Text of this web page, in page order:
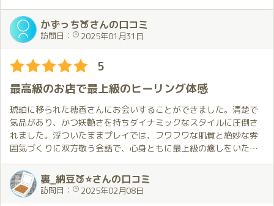
広くて豪華なお部屋で穂香さんと過ごす時間は何事にも代えがた
い幸せな時間でした。
これからも穂香さんにお会いできる日を楽しみにしています。
ただいており、穂香さんをイメージしていました。実際にお会い
して話しをするとまさに、イメージ通りで、美しさ然り、スタイ
ルの良さ、当方の大好きなオッ〇イも形の良さとても素晴らしか
ったです。プレイの方も軽いトークから、オッ〇イを堪能させて
もらい、そして、急な要望でしたが、コスプレもしてもらい、い
ざベ〇ト、イチャイチャプレイで、息子も異常に興奮してしま
い、69からの交わり、バ〇クと正〇位で攻めさせていただき、穂
香さんも気持ちよくなっていただき、こちらも大満足でした。
最後は、マ〇トプレイですが、マッサージや穂香さんの動きが天
上の鏡で見えるので、興奮が止まりません！マ〇トの上でも騎〇
位で交わり、フィニッシュとなりました。
穂香さんは、おしゃべり、包容力、何といっても容姿が最高で、
男を満足させてくれる女性です！
穂香さんからのプレゼントも依頼していたものをいただき大満足
で、宝物になりました。
次も穂香さん一択で色んな体位を試してみたいと思います！四国
かずっち🍑さんの口コミ
訪問日： 2025年01月31日
5
最高級のお店で最上級のヒーリング体感
琥珀に移られた穂香さんにお会いすることができました。清楚で
気品があり、かつ妖艶さを持ちダイナミックなスタイルに圧倒さ
れました。浮ついたままプレイでは、フワフワな肌質と絶妙な雰
囲気づくりに双方敬う会話で、心身ともに最上級の癒しをいただ
き大満足、素敵な時間でした。美貌美尻好きで雰囲気を楽しみた
い自分には絶妙にマッチしてしまいます。このようなことを好む
方にはぜひお勧めしたいキャストです。
お店の入り口から高級ホテルに負けない作り、客室は宮殿のよ
裏_納豆🍑⭐さんの口コミ
訪問日： 2025年02月08日